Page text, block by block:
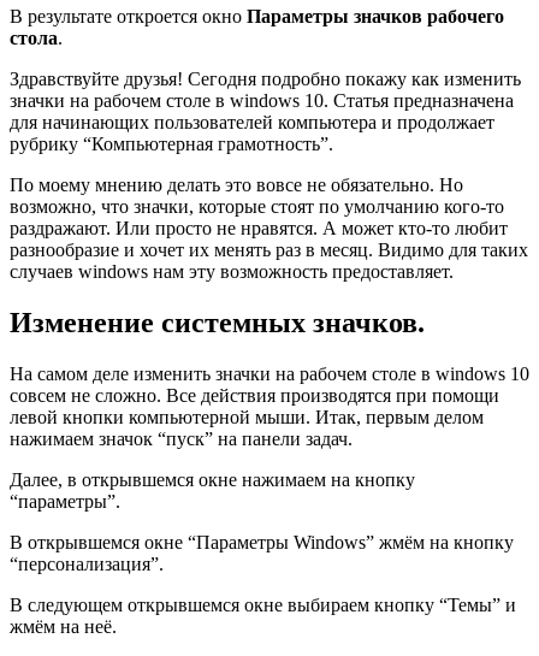
В результате откроется окно Параметры значков рабочего
стола.
Здравствуйте друзья! Сегодня подробно покажу как изменить
значки на рабочем столе в windows 10. Статья предназначена
для начинающих пользователей компьютера и продолжает
рубрику “Компьютерная грамотность”.
По моему мнению делать это вовсе не обязательно. Но
возможно, что значки, которые стоят по умолчанию кого-то
раздражают. Или просто не нравятся. А может кто-то любит
разнообразие и хочет их менять раз в месяц. Видимо для таких
случаев windows нам эту возможность предоставляет.
Изменение системных значков.
На самом деле изменить значки на рабочем столе в windows 10
совсем не сложно. Все действия производятся при помощи
левой кнопки компьютерной мыши. Итак, первым делом
нажимаем значок “пуск” на панели задач.
Далее, в открывшемся окне нажимаем на кнопку
“параметры”.
В открывшемся окне “Параметры Windows” жмём на кнопку
“персонализация”.
В следующем открывшемся окне выбираем кнопку “Темы” и
жмём на неё.